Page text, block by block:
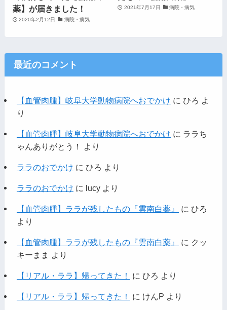
薬】が届きました！
2020年2月12日 病院・病気
2021年7月17日 病院・病気
最近のコメント
【血管肉腫】岐阜大学動物病院へおでかけ に ひろ よ
り
【血管肉腫】岐阜大学動物病院へおでかけ に ララち
ゃんありがとう！
より
ララのおでかけ に ひろ より
ララのおでかけ に lucyより
【血管肉腫】ララが残したもの『雲南白薬』 に ひろ
より
【血管肉腫】ララが残したもの『雲南白薬』 に クッ
キーまま より
【リアル・ララ】帰ってきた！ に ひろ より
【リアル・ララ】帰ってきた！ に けんP より